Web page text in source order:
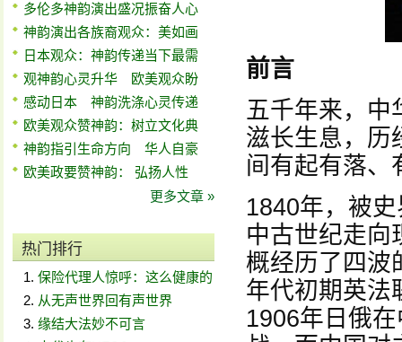
多伦多神韵演出盛况振奋人心
神韵演出各族裔观众：美如画
日本观众：神韵传递当下最需
观神韵心灵升华 欧美观众盼
感动日本 神韵洗涤心灵传递
欧美观众赞神韵：树立文化典
神韵指引生命方向 华人自豪
欧美政要赞神韵： 弘扬人性
更多文章 »
热门排行
保险代理人惊呼：这么健康的
从无声世界回有声世界
缘结大法妙不可言
前言
五千年来，中
滋长生息，历
间有起有落、
1840年，被
中古世纪走向
概经历了四波
年代初期英法
1906年日俄